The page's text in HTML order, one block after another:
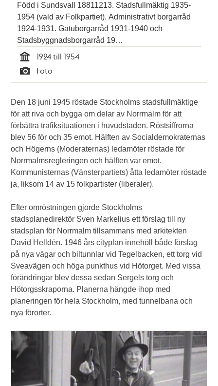
Född i Sundsvall 18811213. Stadsfullmäktig 1935-
1954 (vald av Folkpartiet). Administrativt borgarråd
1924-1931. Gatuborgarråd 1931-1940 och
Stadsbyggnadsborgarråd 19…
Tid
1924 till 1954
Typ
Foto
Den 18 juni 1945 röstade Stockholms stadsfullmäktige
för att riva och bygga om delar av Norrmalm för att
förbättra trafiksituationen i huvudstaden. Röstsiffrorna
blev 56 för och 35 emot. Hälften av Socialdemokraternas
och Högerns (Moderaternas) ledamöter röstade för
Norrmalmsregleringen och hälften var emot.
Kommunisternas (Vänsterpartiets) åtta ledamöter röstade
ja, liksom 14 av 15 folkpartister (liberaler).
Efter omröstningen gjorde Stockholms
stadsplanedirektör Sven Markelius ett förslag till ny
stadsplan för Norrmalm tillsammans med arkitekten
David Helldén. 1946 års cityplan innehöll både förslag
på nya vägar och biltunnlar vid Tegelbacken, ett torg vid
Sveavägen och höga punkthus vid Hötorget. Med vissa
förändringar blev dessa sedan Sergels torg och
Hötorgsskraporna. Planerna hängde ihop med
planeringen för hela Stockholm, med tunnelbana och
nya förorter.